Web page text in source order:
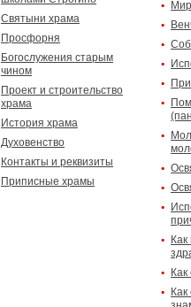
Святыни храма
Просфорня
Богослужения старым
чином
Проект и строительство
храма
История храма
Духовенство
Контакты и реквизиты
Приписные храмы
Как